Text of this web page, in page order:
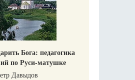
Бога: педагогика
по Руси-матушке
Давыдов